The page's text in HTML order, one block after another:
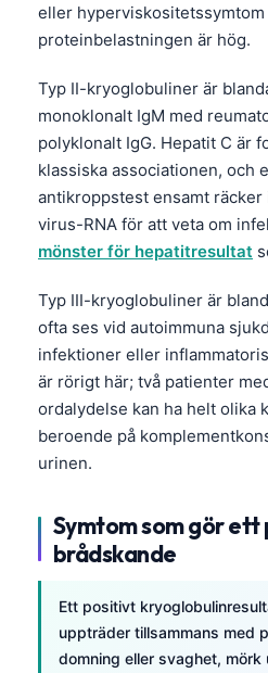
eller hyperviskositetssymtom
proteinbelastningen är hög.
Typ II-kryoglobuliner är
monoklonalt IgM med
polyklonalt IgG. Hepatit C är
klassiska associationen, och
antikroppstest ensamt
virus-RNA för att veta om
mönster för hepatitresultat
Typ III-kryoglobuliner är
ofta ses vid autoimmuna
infektioner eller
är rörigt här; två patienter
ordalydelse kan ha helt olika
beroende på
urinen.
Symtom som gör
brådskande
Ett positivt
uppträder tillsammans med
domning eller svaghet, mörk